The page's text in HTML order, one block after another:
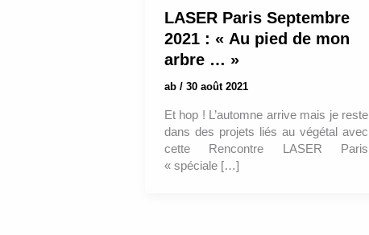
LASER Paris Septembre
2021 : « Au pied de mon
arbre … »
ab / 30 août 2021
Et hop ! L’automne arrive mais je reste
dans des projets liés au végétal avec
cette Rencontre LASER Paris
« spéciale […]